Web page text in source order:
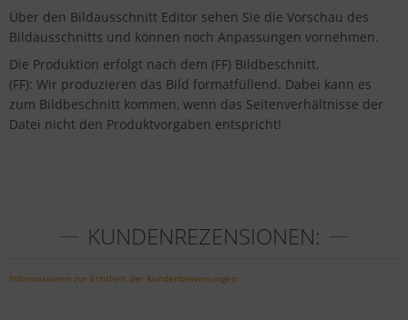
Über den Bildausschnitt Editor sehen Sie die Vorschau des
Bildausschnitts und können noch Anpassungen vornehmen.
Die Produktion erfolgt nach dem (FF) Bildbeschnitt.
(FF): Wir produzieren das Bild formatfüllend. Dabei kann es
zum Bildbeschnitt kommen, wenn das Seitenverhältnisse der
Datei nicht den Produktvorgaben entspricht!
KUNDENREZENSIONEN:
Informationen zur Echtheit der Kundenbewertungen